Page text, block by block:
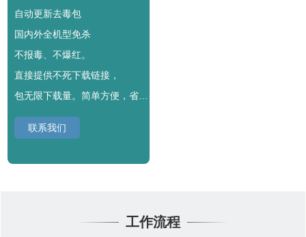
自动更新去毒包
国内外全机型免杀
不报毒、不爆红。
直接提供不死下载链接，
包无限下载量。简单方便，省心无忧。
联系我们
工作流程